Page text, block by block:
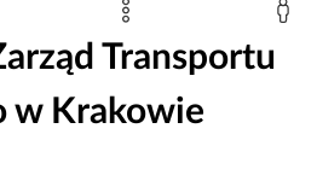
Transportu
w Krakowie